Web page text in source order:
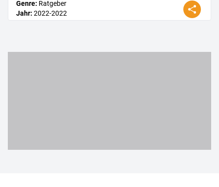
Genre: Ratgeber
Jahr: 2022-2022